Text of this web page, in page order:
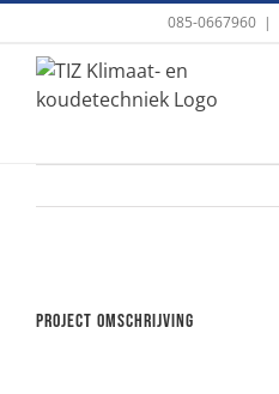
inhoud
085-0667960 |
Larger
Project omschrijving